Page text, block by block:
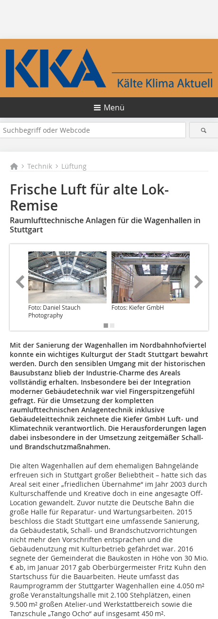
Menü
Technik Lüftung
Frische Luft für alte Lok-
Remise
Raumlufttechnische Anlagen für die Wagenhallen in
Stuttgart
Foto: Daniel Stauch
Photography
Fotos: Kiefer GmbH
Mit der Sanierung der Wagenhallen im Nordbahnhofviertel
konnte ein wichtiges Kulturgut der Stadt Stuttgart bewahrt
werden. Durch den sensiblen Umgang mit der historischen
Bausubstanz blieb der Industrie-Charme des Areals
vollständig erhalten. Insbesondere bei der Integration
moderner Gebäudetechnik war viel Fingerspitzengefühl
gefragt. Für die Umsetzung der kompletten
raumlufttechnischen Anlagentechnik inklusive
Gebäudeleittechnik zeichnete die Kiefer GmbH Luft- und
Klimatechnik verantwortlich. Die Herausforderungen lagen
dabei insbesondere in der Umsetzung zeitgemäßer Schall-
und Brandschutzmaßnahmen.
Die alten Wagenhallen auf dem ehemaligen Bahngelände
erfreuen sich in Stuttgart großer Beliebtheit – hatte sich das
Areal seit einer „friedlichen Übernahme“ im Jahr 2003 durch
Kulturschaffende und Kreative doch in eine angesagte Off-
Location gewandelt. Zuvor nutzte die Deutsche Bahn die
große Halle für Reparatur- und Wartungsarbeiten. 2015
beschloss die Stadt Stuttgart eine umfassende Sanierung,
da Gebäudestatik, Schall- und Brandschutzvorrichtungen
nicht mehr den Vorschriften entsprachen und die
Gebäudenutzung mit Kulturbetrieb gefährdet war. 2016
segnete der Gemeinderat die Baukosten in Höhe von 30 Mio.
€ ab, im Januar 2017 gab Oberbürgermeister Fritz Kuhn den
Startschuss für die Bauarbeiten. Heute umfasst das
Raumprogramm der Stuttgarter Wagenhallen eine 4.050 m²
große Veranstaltungshalle mit 2.100 Stehplätzen, einen
9.500 m² großen Atelier-und Werkstattbereich sowie die
Tanzschule „Tango Ocho“ auf insgesamt 450 m².